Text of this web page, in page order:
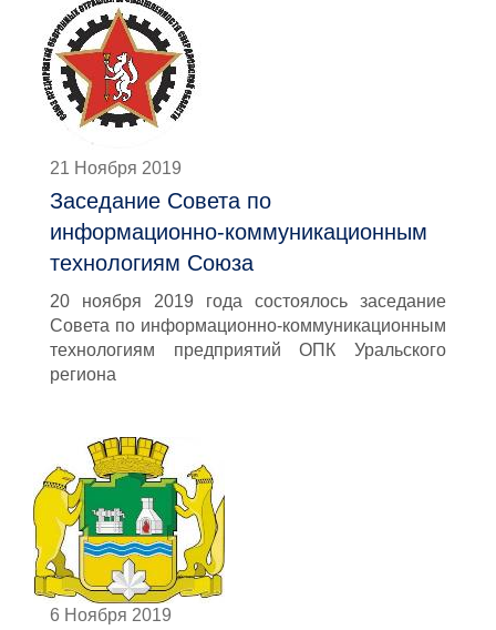
21 Ноября 2019
Заседание Совета по
информационно-коммуникационным
технологиям Союза
20 ноября 2019 года состоялось заседание
Совета по информационно-коммуникационным
технологиям предприятий ОПК Уральского
региона
6 Ноября 2019